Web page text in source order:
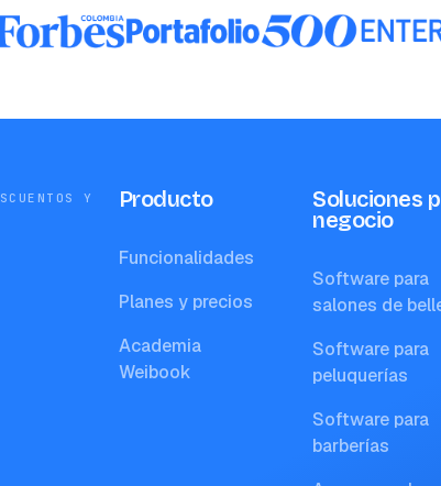
Y
Producto
Funcionalidades
Planes y precios
Academia
Weibook
Soluciones
negocio
Software para
salones de
Software para
peluquerías
Software para
barberías